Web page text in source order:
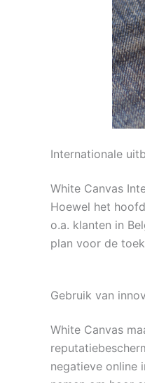
Internationale
White Canvas
Hoewel het
o.a. klanten in
plan voor de
Gebruik van
White Canvas
negatieve online